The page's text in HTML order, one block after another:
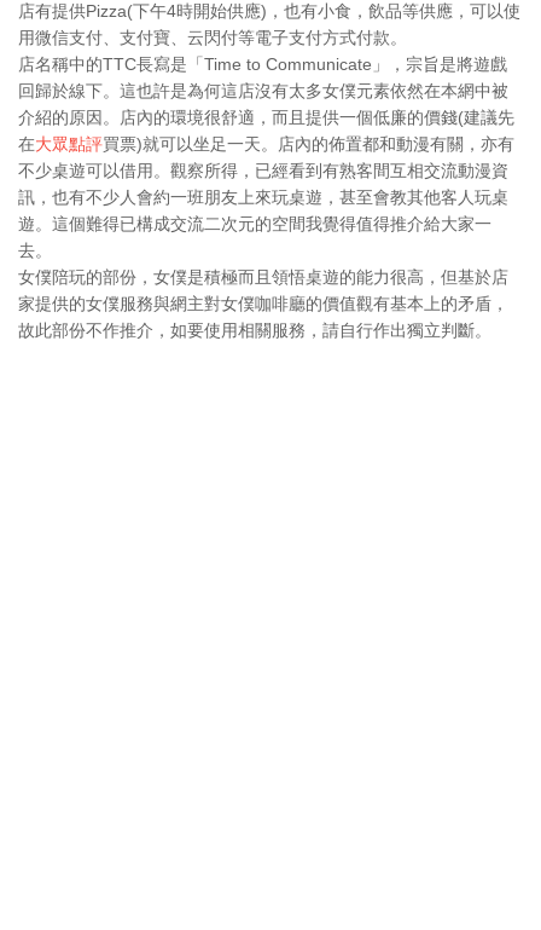
店有提供Pizza(下午4時開始供應)，也有小食，飲品等供應，可以使
用微信支付、支付寶、云閃付等電子支付方式付款。
店名稱中的TTC長寫是「Time to Communicate」，宗旨是將遊戲
回歸於線下。這也許是為何這店沒有太多女僕元素依然在本網中被
介紹的原因。店內的環境很舒適，而且提供一個低廉的價錢(建議先
在大眾點評買票)就可以坐足一天。店內的佈置都和動漫有關，亦有
不少桌遊可以借用。觀察所得，已經看到有熟客間互相交流動漫資
訊，也有不少人會約一班朋友上來玩桌遊，甚至會教其他客人玩桌
遊。這個難得已構成交流二次元的空間我覺得值得推介給大家一
去。
女僕陪玩的部份，女僕是積極而且領悟桌遊的能力很高，但基於店
家提供的女僕服務與網主對女僕咖啡廳的價值觀有基本上的矛盾，
故此部份不作推介，如要使用相關服務，請自行作出獨立判斷。